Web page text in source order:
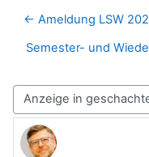
← Ameldung LSW
Semester- und
Anzeigemodus